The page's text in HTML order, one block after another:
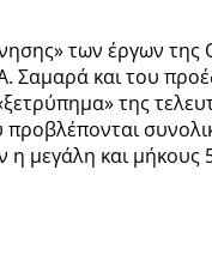
των έργων
Σαμαρά και του
της
μεγάλη και μήκους